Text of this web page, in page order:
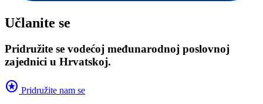
Učlanite se
Pridružite se vodećoj međunarodnoj poslovnoj
zajednici u Hrvatskoj.
stars Pridružite nam se